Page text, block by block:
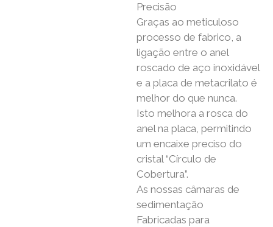
Precisão
Graças ao meticuloso
processo de fabrico, a
ligação entre o anel
roscado de aço inoxidável
e a placa de metacrilato é
melhor do que nunca.
Isto melhora a rosca do
anel na placa, permitindo
um encaixe preciso do
cristal “Círculo de
Cobertura”.
As nossas câmaras de
sedimentação
Fabricadas para